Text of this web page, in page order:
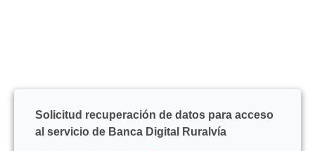
Solicitud recuperación de datos para acceso
al servicio de Banca Digital Ruralvía